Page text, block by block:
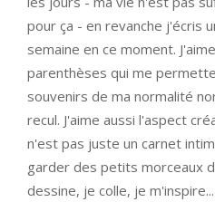
pour ça - en revanche j'écris
semaine en ce moment.
parenthèses qui me
souvenirs de ma normalité
recul. J'aime aussi l'aspect
n'est pas juste un carnet
garder des petits morceaux
dessine, je colle, je